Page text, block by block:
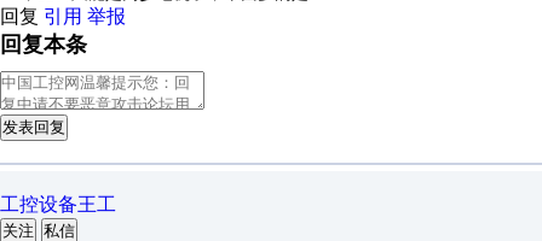
回复 引用 举报
回复本条
发表回复
工控设备王工
关注 私信